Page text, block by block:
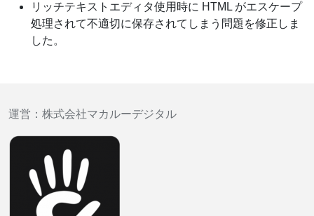
リッチテキストエディタ使用時に HTML がエスケープ
処理されて不適切に保存されてしまう問題を修正しま
した。
運営： 株式会社マカルーデジタル